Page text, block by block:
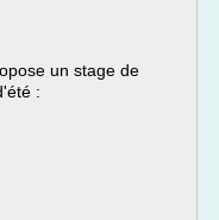
un stage de
: